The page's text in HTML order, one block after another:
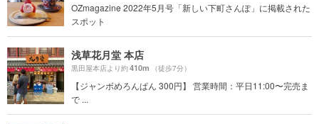
OZmagazine 2022年5月号「新しい下町さんぽ」に掲載された
スポット
浅草花月堂 本店
黒田屋本店より約410m （徒歩7分）
【ジャンボめろんぱん 300円】 営業時間：平日11:00〜完売ま
で ...